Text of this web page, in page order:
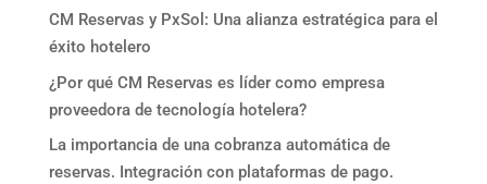
CM Reservas y PxSol: Una alianza estratégica para el
éxito hotelero
¿Por qué CM Reservas es líder como empresa
proveedora de tecnología hotelera?
La importancia de una cobranza automática de
reservas. Integración con plataformas de pago.